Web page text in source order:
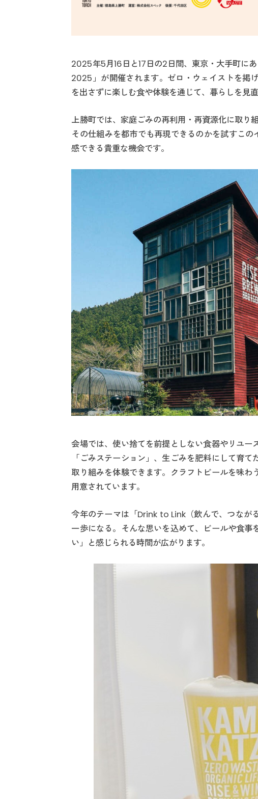
2025年5月16日と17日の2日間、東京・大手町
2025」が開催されます。ゼロ・ウェイストを掲
を出さずに楽しむ食や体験を通じて、暮らしを見
上勝町では、家庭ごみの再利用・再資源化に取り
その仕組みを都市でも再現できるのかを試すこ
感できる貴重な機会です。
会場では、使い捨てを前提としない食器やリユ
「ごみステーション」、生ごみを肥料にして育
取り組みを体験できます。クラフトビールを味
用意されています。
今年のテーマは「Drink to Link（飲んで、つなが
一歩になる。そんな思いを込めて、ビールや食
い」と感じられる時間が広がります。